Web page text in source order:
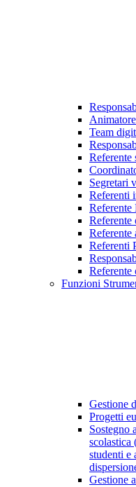
Team
Referente
Segretari
Referenti
Referente
Referente
Referente
Referenti
Referente
Funzioni
Gestione
Progetti
Sostegno
scolastica
studenti e
Gestione